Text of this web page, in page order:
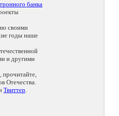
банка
своими
годы наше
и другими
прочитайте,
Отечества.
Твиттер.